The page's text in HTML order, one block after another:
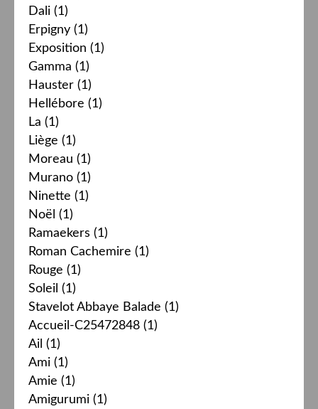
Dali (1)
Erpigny (1)
Exposition (1)
Gamma (1)
Hauster (1)
Hellébore (1)
La (1)
Liège (1)
Moreau (1)
Murano (1)
Ninette (1)
Noël (1)
Ramaekers (1)
Roman Cachemire (1)
Rouge (1)
Soleil (1)
Stavelot Abbaye Balade (1)
Accueil-C25472848 (1)
Ail (1)
Ami (1)
Amie (1)
Amigurumi (1)